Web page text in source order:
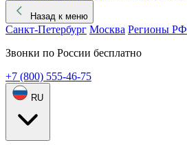
Назад к меню
Санкт-Петербург Москва Регионы РФ
Звонки по России бесплатно
+7 (800) 555-46-75
RU